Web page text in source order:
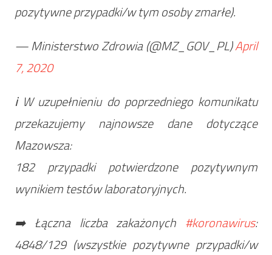
pozytywne przypadki/w tym osoby zmarłe).
— Ministerstwo Zdrowia (@MZ_GOV_PL)April
7, 2020
ℹ W uzupełnieniu do poprzedniego komunikatu
przekazujemy najnowsze dane dotyczące
Mazowsza:
182 przypadki potwierdzone pozytywnym
wynikiem testów laboratoryjnych.
➡️ Łączna liczba zakażonych #koronawirus:
4848/129 (wszystkie pozytywne przypadki/w